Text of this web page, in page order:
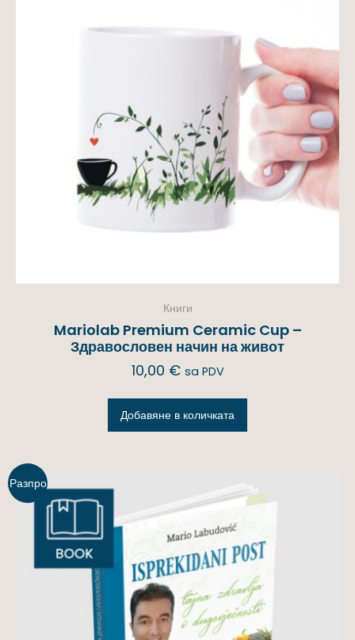
Книги
Mariolab Premium Ceramic Cup –
Здравословен начин на живот
10,00 € sa PDV
Добавяне в количката
Разпро